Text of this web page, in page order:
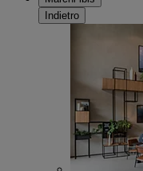
Indietro